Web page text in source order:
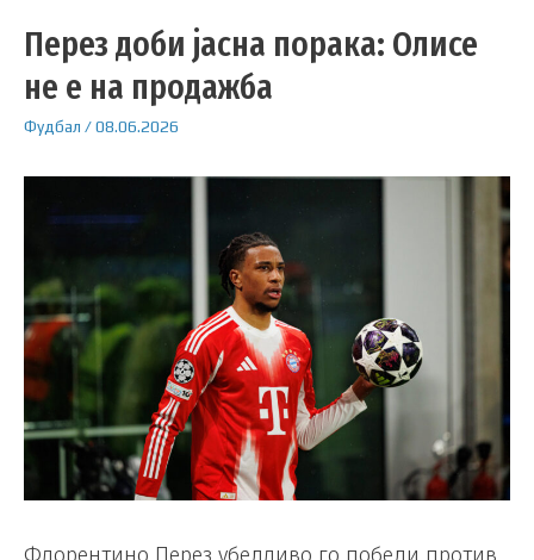
Перез доби јасна порака: Олисе
не е на продажба
Фудбал /08.06.2026